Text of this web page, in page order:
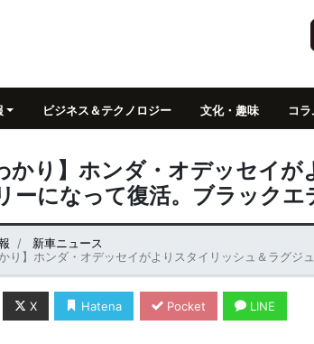
ビジネス＆テクノロジー 文化・趣味 コ
かり】ホンダ・オデッセイ
ーになって復活。ブラックエ
新車ニュース
り】ホンダ・オデッセイがよりスタイリッシュ＆ラグジュアリ
X Hatena Pocket LINE